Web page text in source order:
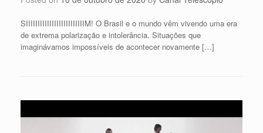
SIIIIIIIIIIIIIIIIIIIIIIIIIM! O Brasil e o mundo vêm vivendo uma era
de extrema polarização e intolerância. Situações que
imaginávamos impossíveis de acontecer novamente […]